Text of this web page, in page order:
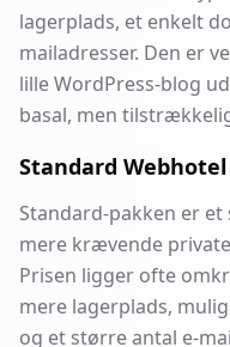
lagerplads, et enkelt
mailadresser. Den er
lille WordPress-blog
basal, men
Standard Webhotel
Standard-pakken er
mere krævende
Prisen ligger ofte
mere lagerplads,
og et større antal e-